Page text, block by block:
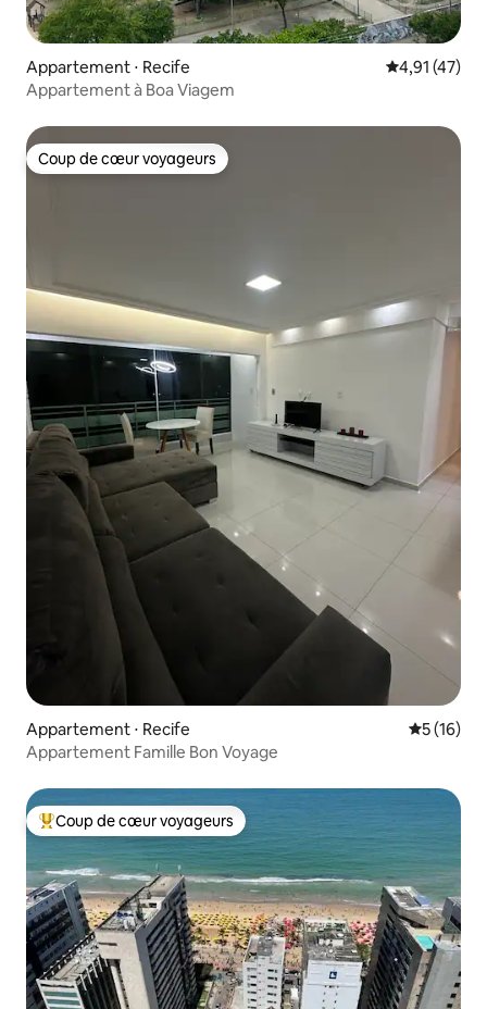
Appartement ⋅ Recife Évaluation
4,91 (47)
Appartement à Boa Viagem
Coup de cœur voyageurs
Coup de cœur voyageurs
Appartement ⋅ Recife
5 (16)
Appartement Famille Bon Voyage
Coups de cœur voyageurs les plus appréciés
Coup de cœur voyageurs